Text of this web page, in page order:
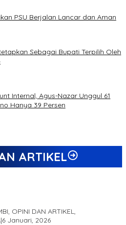
PSU Berjalan Lancar dan Aman
Sebagai Bupati Terpilih Oleh
Internal, Agus-Nazar Unggul 61
Hanya 39 Persen
ARTIKEL
OPINI DAN ARTIKEL,
|6 Januari, 2026